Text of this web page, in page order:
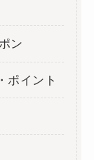
ン
ポイント